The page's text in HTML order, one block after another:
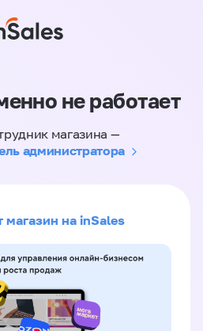
не работает
магазина —
администратора
магазин на inSales